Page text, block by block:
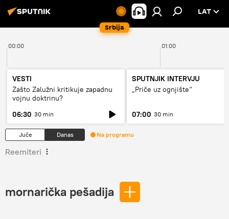
Srbija
LAT
00:00 01:00
VESTI
Zašto Zalužni kritikuje zapadnu
vojnu doktrinu?
06:30 30 min
SPUTNJIK INTERVJU
„Priče uz ognjište“
07:00 30 min
Juče Danas Na programu
Reemiteri
mornarička pešadija